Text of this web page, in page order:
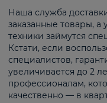
Наша служба
заказанные товары, а
техники займутся
Кстати, если
специалистов,
увеличивается до 2
профессионалам,
качественно — в